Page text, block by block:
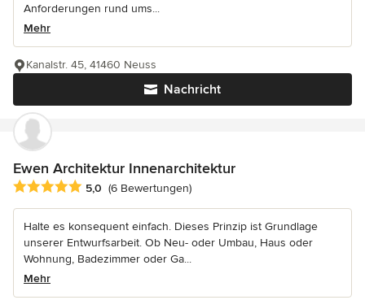
Anforderungen rund ums...
Mehr
Nachricht
Kanalstr. 45, 41460 Neuss
Ewen Architektur Innenarchitektur
Durchschnittliche Bewertung: 5 von 5 Sternen
5,0 (6 Bewertungen)
Halte es konsequent einfach. Dieses Prinzip ist Grundlage
unserer Entwurfsarbeit. Ob Neu- oder Umbau, Haus oder
Wohnung, Badezimmer oder Ga...
Mehr